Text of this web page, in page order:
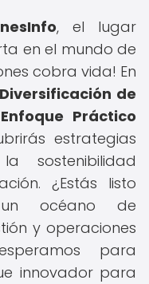
, el lugar
en el mundo de
cobra vida! En
Diversificación de
Práctico
estrategias
sostenibilidad
¿Estás listo
océano de
y operaciones
para
innovador para